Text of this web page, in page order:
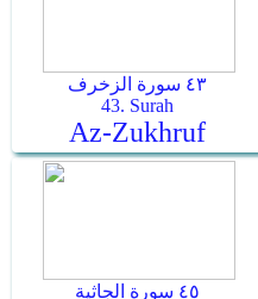
٤٣ سورة الزخرف
43. Surah
Az-Zukhruf
٤٥ سورة الجاثية